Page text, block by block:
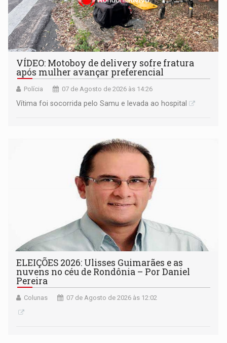
VÍDEO: Motoboy de delivery sofre fratura
após mulher avançar preferencial
Polícia 07 de Agosto de 2026 às 14:26
Vítima foi socorrida pelo Samu e levada ao hospital
ELEIÇÕES 2026: Ulisses Guimarães e as
nuvens no céu de Rondônia – Por Daniel
Pereira
Colunas 07 de Agosto de 2026 às 12:02